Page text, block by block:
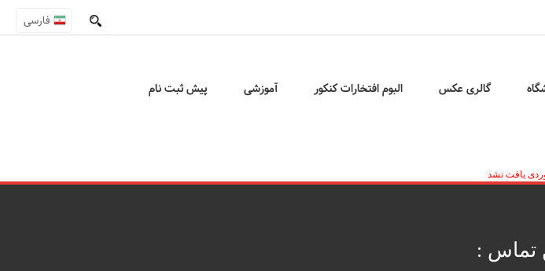
فارسی
گالری عکس البوم افتخارات کنکور آموزشی پیش ثبت نام
یافت نشد
تماس :